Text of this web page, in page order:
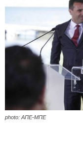
photo: ΑΠΕ-ΜΠΕ